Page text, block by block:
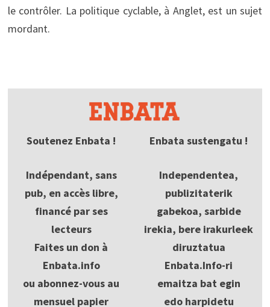
le contrôler. La politique cyclable, à Anglet, est un sujet
mordant.
Soutenez Enbata !
Indépendant, sans
pub, en accès libre,
financé par ses
lecteurs
Faites un don à
Enbata.info
ou abonnez-vous au
mensuel papier
Enbata sustengatu !
Independentea,
publizitaterik
gabekoa, sarbide
irekia, bere irakurleek
diruztatua
Enbata.Info-ri
emaitza bat egin
edo harpidetu